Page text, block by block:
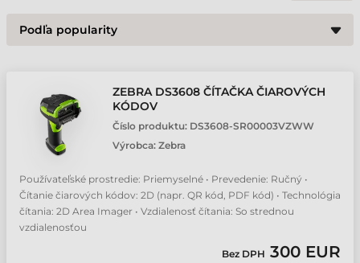
ZEBRA DS3608 ČÍTAČKA ČIAROVÝCH
KÓDOV
Číslo produktu: DS3608-SR00003VZWW
Výrobca: Zebra
Používateľské prostredie: Priemyselné • Prevedenie: Ručný •
Čítanie čiarových kódov: 2D (napr. QR kód, PDF kód) • Technológia
čítania: 2D Area Imager • Vzdialenosť čítania: So strednou
vzdialenosťou
Bez DPH 300 EUR